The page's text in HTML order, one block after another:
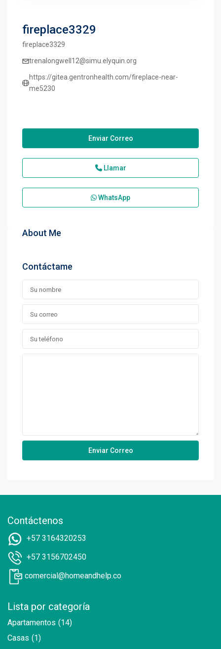
fireplace3329
fireplace3329
trenalongwell12@simu.elyquin.org
https://gitea.gentronhealth.com/fireplace-near-
me5230
Enviar Correo
Llamar
WhatsApp
About Me
Contáctame
Contáctenos
+57 3164320253
+57 3156702450
comercial@homeandhelp.co
Lista por categoría
Apartamentos (14)
Casas (1)